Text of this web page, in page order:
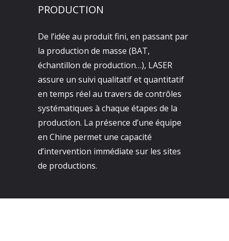
PRODUCTION
De l’idée au produit fini, en passant par
la production de masse (BAT,
échantillon de production…), LASER
assure un suivi qualitatif et quantitatif
en temps réel au travers de contrôles
systématiques à chaque étapes de la
production. La présence d’une équipe
en Chine permet une capacité
d’intervention immédiate sur les sites
de productions.